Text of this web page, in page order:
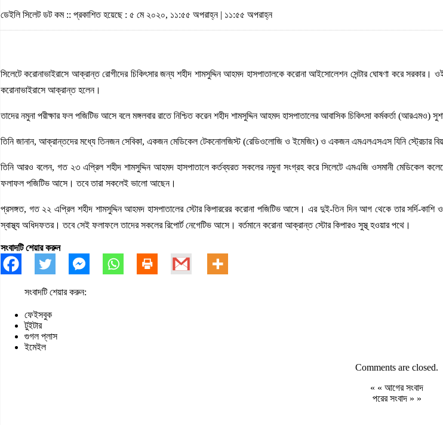
ডেইলি সিলেট ডট কম :: প্রকাশিত হয়েছে : ৫ মে ২০২০, ১১:৫৫ অপরাহ্ন | ১১:৫৫ অপরাহ্ন
সিলেটে করোনাভাইরাসে আক্রান্ত রোগীদের চিকিৎসার জন্য শহীদ শামসুদ্দিন আহমদ হাসপাতালকে করোনা আইসোলেশন সেন্টার ঘোষণা করে সরকার।
করোনাভাইরাসে আক্রান্ত হলেন।
তাদের নমুনা পরীক্ষার ফল পজিটিভ আসে বলে মঙ্গলবার রাতে নিশ্চিত করেন শহীদ শামসুদ্দিন আহমদ হাসপাতালের আবাসিক চিকিৎসা কর্মকর্তা (আরএমও)
তিনি জানান, আক্রান্তদের মধ্যে তিনজন সেবিকা, একজন মেডিকেল টেকনোলজিস্ট (রেডিওলোজি ও ইমেজিং) ও একজন এমএলএসএস যিনি স্ট্রেচার
তিনি আরও বলেন, গত ২৩ এপ্রিল শহীদ শামসুদ্দিন আহমদ হাসপাতালে কর্তব্যরত সকলের নমুনা সংগ্রহ করে সিলেটে এমএজি ওসমানী মেডিকেল
ফলাফল পজিটিভ আসে। তবে তারা সকলেই ভালো আছেন।
প্রসঙ্গত, গত ২২ এপ্রিল শহীদ শামসুদ্দিন আহমদ হাসপাতালের স্টোর কিপাররের করোনা পজিটিভ আসে। এর দুই-তিন দিন আগ থেকে তার সর্দি-কাশি
স্বাস্থ্য অধিদফতর। তবে সেই ফলাফলে তাদের সকলের রিপোর্ট নেগেটিভ আসে। বর্তমানে করোনা আক্রান্ত স্টোর কিপারও সুস্থ্ হওয়ার পথে।
সংবাদটি শেয়ার করুন
সংবাদটি শেয়ার করুন:
ফেইসবুক
টুইটার
গুগল প্লাস
ইমেইল
Comments are closed.
« « আগের সংবাদ
পরের সংবাদ » »